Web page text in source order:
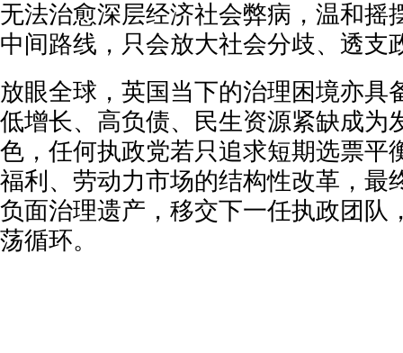
无法治愈深层经济社会弊病，温和摇
中间路线，只会放大社会分歧、透支
放眼全球，英国当下的治理困境亦具
低增长、高负债、民生资源紧缺成为
色，任何执政党若只追求短期选票平
福利、劳动力市场的结构性改革，最
负面治理遗产，移交下一任执政团队
荡循环。